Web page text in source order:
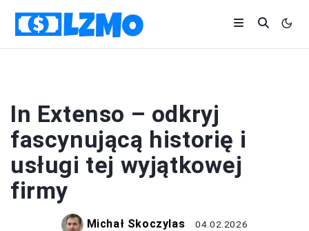
In Extenso – odkryj
fascynującą historię i
usługi tej wyjątkowej
firmy
Michał Skoczylas 04.02.2026